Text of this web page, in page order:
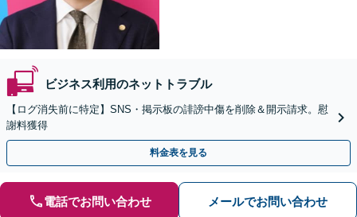
ビジネス利用のネットトラブル
【ログ消失前に特定】SNS・掲示板の誹謗中傷を削除＆開示請求。慰
謝料獲得
料金表を見る
電話でお問い合わせ メールでお問い合わせ